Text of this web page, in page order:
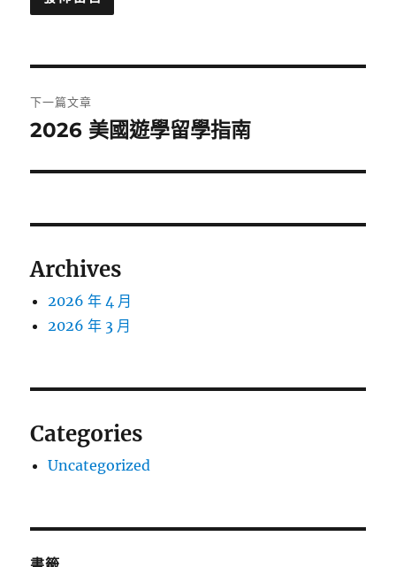
章
下一篇文章
下
篇
章:
2026 美國遊學留學指南
Archives
2026 年 4 月
2026 年 3 月
Categories
Uncategorized